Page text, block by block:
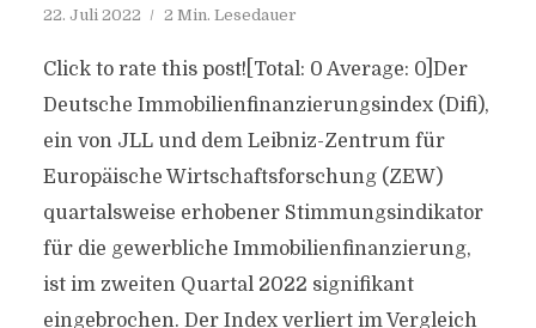
22. Juli 2022 2 Min. Lesedauer
Click to rate this post![Total: 0 Average: 0]Der
Deutsche Immobilienfinanzierungsindex (Difi),
ein von JLL und dem Leibniz-Zentrum für
Europäische Wirtschaftsforschung (ZEW)
quartalsweise erhobener Stimmungsindikator
für die gewerbliche Immobilienfinanzierung,
ist im zweiten Quartal 2022 signifikant
eingebrochen. Der Index verliert im Vergleich